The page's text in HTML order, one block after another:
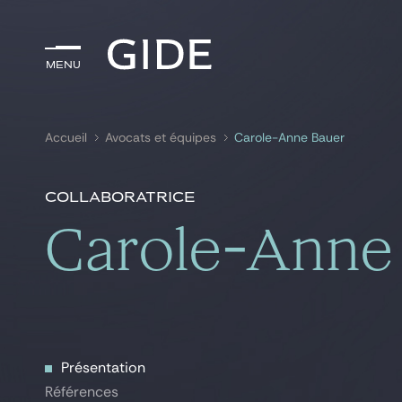
Menu
Menu
Accueil Avocats et équipes Carole-Anne Bauer
Collaboratrice
Carole-Anne
Présentation
Références
Présentation
Références